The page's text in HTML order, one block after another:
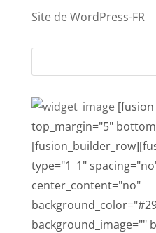
Site de WordPress-FR
top_margin="5"
type="1_1"
center_content="no"
background_image=""